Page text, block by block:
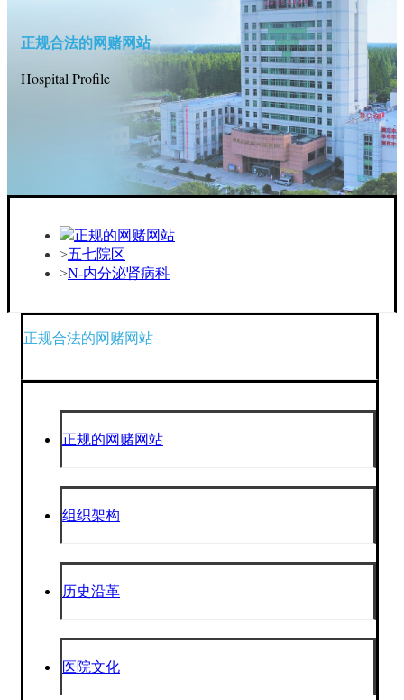
正规合法的网赌网站
Hospital Profile
正规的网赌网站
五七院区
N-内分泌肾病科
正规合法的网赌网站
正规的网赌网站
组织架构
历史沿革
医院文化